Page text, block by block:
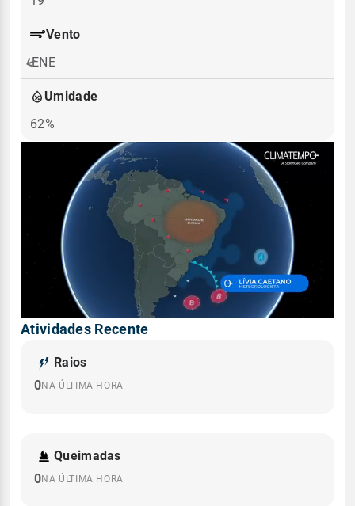
Vento
ENE
Umidade
62%
Atividades Recente
Raios
0NA ÚLTIMA HORA
Queimadas
0NA ÚLTIMA HORA